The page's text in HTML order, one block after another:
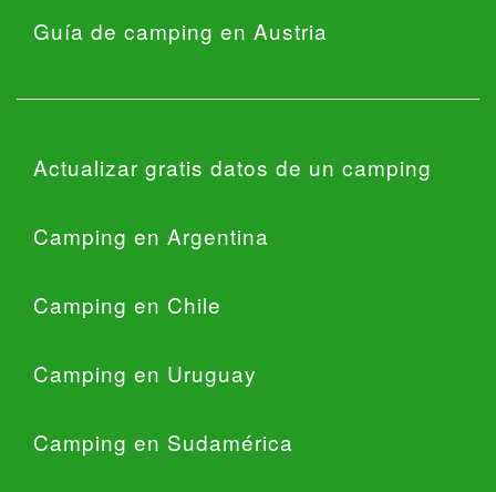
Guía de camping en Austria
Actualizar gratis datos de un camping
Camping en Argentina
Camping en Chile
Camping en Uruguay
Camping en Sudamérica